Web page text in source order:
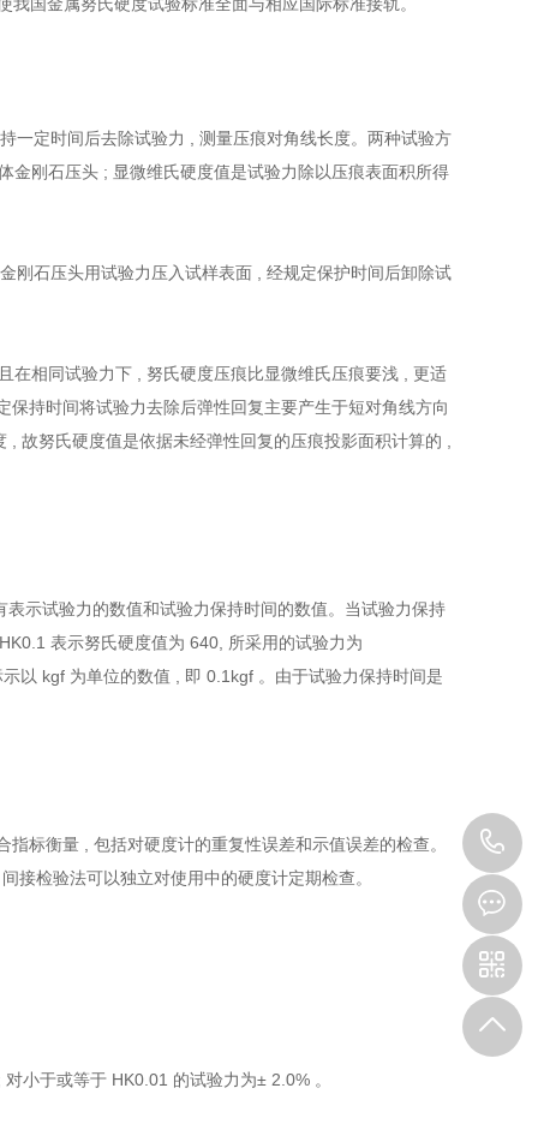
一定时间后去除试验力 , 测量压痕对角线长度。两种试验方
金刚石压头 ; 显微维氏硬度值是试验力除以压痕表面积所得
刚石压头用试验力压入试样表面 , 经规定保护时间后卸除试
在相同试验力下 , 努氏硬度压痕比显微维氏压痕要浅 , 更适
持时间将试验力去除后弹性回复主要产生于短对角线方向
故努氏硬度值是依据未经弹性回复的压痕投影面积计算的 ,
示试验力的数值和试验力保持时间的数值。当试验力保持
表示努氏硬度值为 640, 所采用的试验力为
以 kgf 为单位的数值 , 即 0.1kgf 。由于试验力保持时间是
标衡量 , 包括对硬度计的重复性误差和示值误差的检查。
接检验法可以独立对使用中的硬度计定期检查。
小于或等于 HK0.01 的试验力为± 2.0% 。